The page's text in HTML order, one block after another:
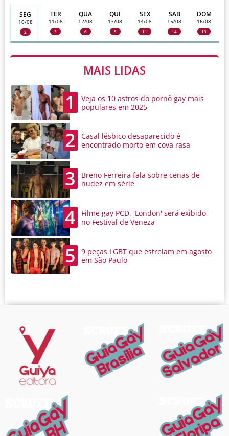
SEG
10/08
2
TER
11/08
3
QUA
12/08
6
QUI
13/08
5
SEX
14/08
11
SAB
15/08
14
DOM
16/08
13
MAIS LIDAS
1
Veja os 10 astros do pornô gay mais
populares em 2025
2
Casal lésbico desaparecido é
encontrado morto em cova rasa
3
Breno Ferreira fala sobre cenas de
nudez em série
4
Filme gay PCD, 'London' será exibido
no Festival de Veneza
5
9 peças LGBT que estreiam em agosto
em São Paulo